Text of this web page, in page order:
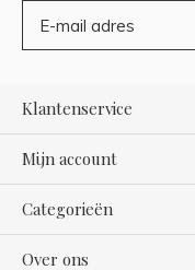
Klantenservice
Mijn account
Categorieën
Over ons